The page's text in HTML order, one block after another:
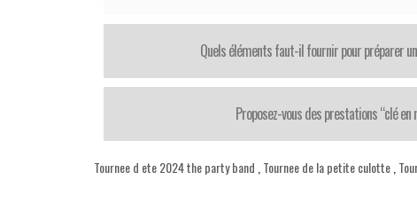
Quels éléments faut-il fournir pour préparer
Proposez-vous des prestations “clé en
Tournee d ete 2024 the party band Tournee de la petite culotte,